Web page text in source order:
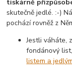
tiskárně
skutečně jedlé. :-)
pochází rovněž z
Jestli váháte,
fondánový
listem a